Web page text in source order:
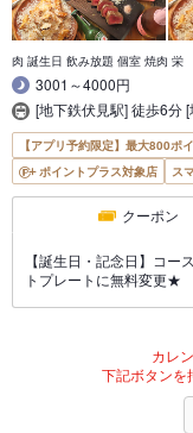
肉 誕生日 飲み放題 個室 焼肉 栄
3001～4000円
[地下鉄伏見駅] 徒歩6分
【アプリ予約限定】最大800ポ
ポイントプラス対象店
ス
クーポン
【誕生日・記念日】コー
トプレートに無料変更★
カレ
下記ボタンを